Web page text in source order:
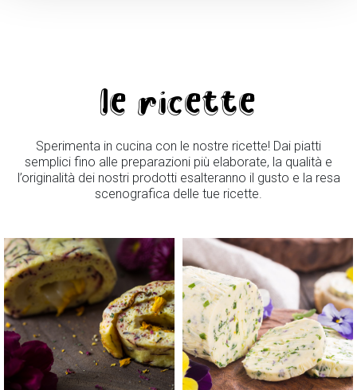
le ricette
Sperimenta in cucina con le nostre ricette! Dai piatti
semplici fino alle preparazioni più elaborate, la qualità e
l’originalità dei nostri prodotti esalteranno il gusto e la resa
scenografica delle tue ricette.